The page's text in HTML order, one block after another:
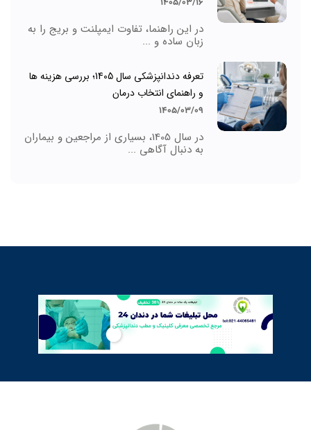
در این راهنما، تفاوت ایمپلنت و بریج را به
زبان ساده و ...
تعرفه دندانپزشکی سال 1405؛ بررسی هزینه ها
و راهنمای انتخاب درمان
1405/03/09
در سال 1405، بسیاری از مراجعین و بیماران
به دنبال آگاهی ...